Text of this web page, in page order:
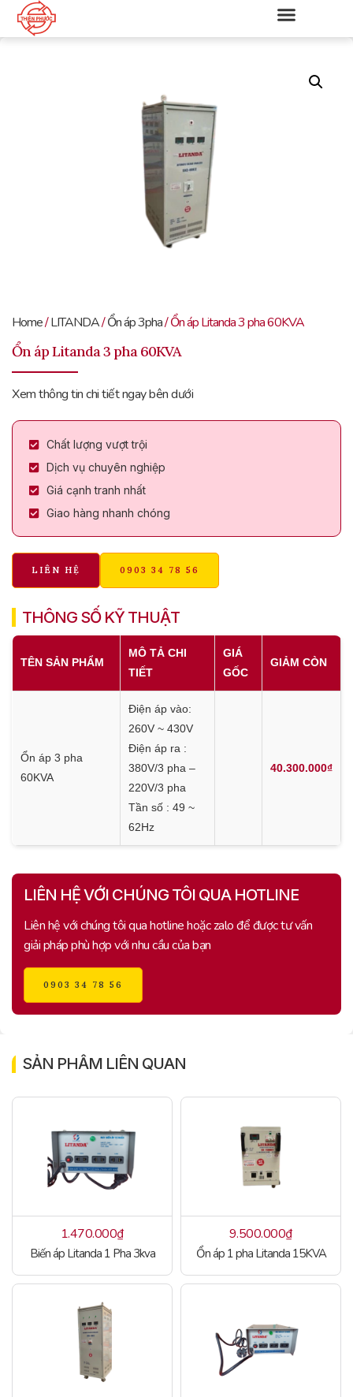
Home/LITANDA/Ổn áp 3pha/ Ổn áp Litanda 3 pha 60KVA
Ổn áp Litanda 3 pha 60KVA
Xem thông tin chi tiết ngay bên dưới
Chất lượng vượt trội
Dịch vụ chuyên nghiệp
Giá cạnh tranh nhất
Giao hàng nhanh chóng
LIÊN HỆ 0903 34 78 56
THÔNG SỐ KỸ THUẬT
TÊN SẢN PHẨM
MÔ TẢ CHI
TIẾT
GIÁ
GỐC
GIẢM CÒN
Ổn áp 3 pha
60KVA
Điện áp vào:
260V ~ 430V
Điện áp ra :
380V/3 pha –
220V/3 pha
Tần số : 49 ~
62Hz
40.300.000₫
LIÊN HỆ VỚI CHÚNG TÔI QUA HOTLINE
Liên hệ với chúng tôi qua hotline hoặc zalo để được tư vấn
giải pháp phù hợp với nhu cầu của bạn
0903 34 78 56
SẢN PHẨM LIÊN QUAN
1.470.000₫
Biến áp Litanda 1 Pha 3kva
9.500.000₫
Ổn áp 1 pha Litanda 15KVA